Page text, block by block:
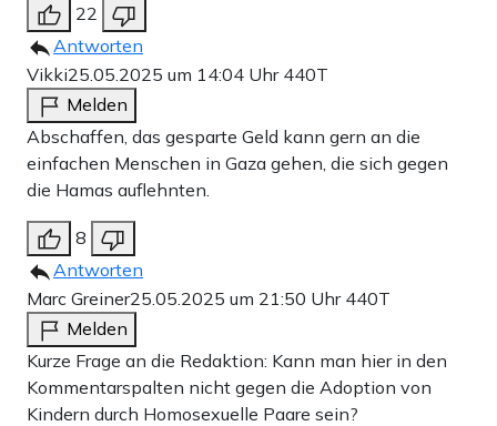
22
Antworten
Vikki25.05.2025 um 14:04 Uhr 440T
Melden
Abschaffen, das gesparte Geld kann gern an die
einfachen Menschen in Gaza gehen, die sich gegen
die Hamas auflehnten.
8
Antworten
Marc Greiner25.05.2025 um 21:50 Uhr 440T
Melden
Kurze Frage an die Redaktion: Kann man hier in den
Kommentarspalten nicht gegen die Adoption von
Kindern durch Homosexuelle Paare sein?